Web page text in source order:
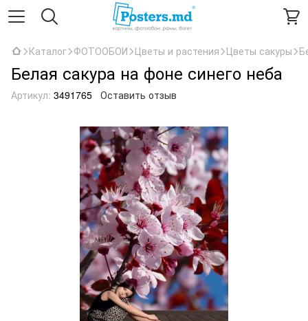
Каталог ФОТООБОИ Цветы и растения Цветы сакуры
Белая сакура на фоне синего неба
Артикул: 3491765 Оставить отзыв